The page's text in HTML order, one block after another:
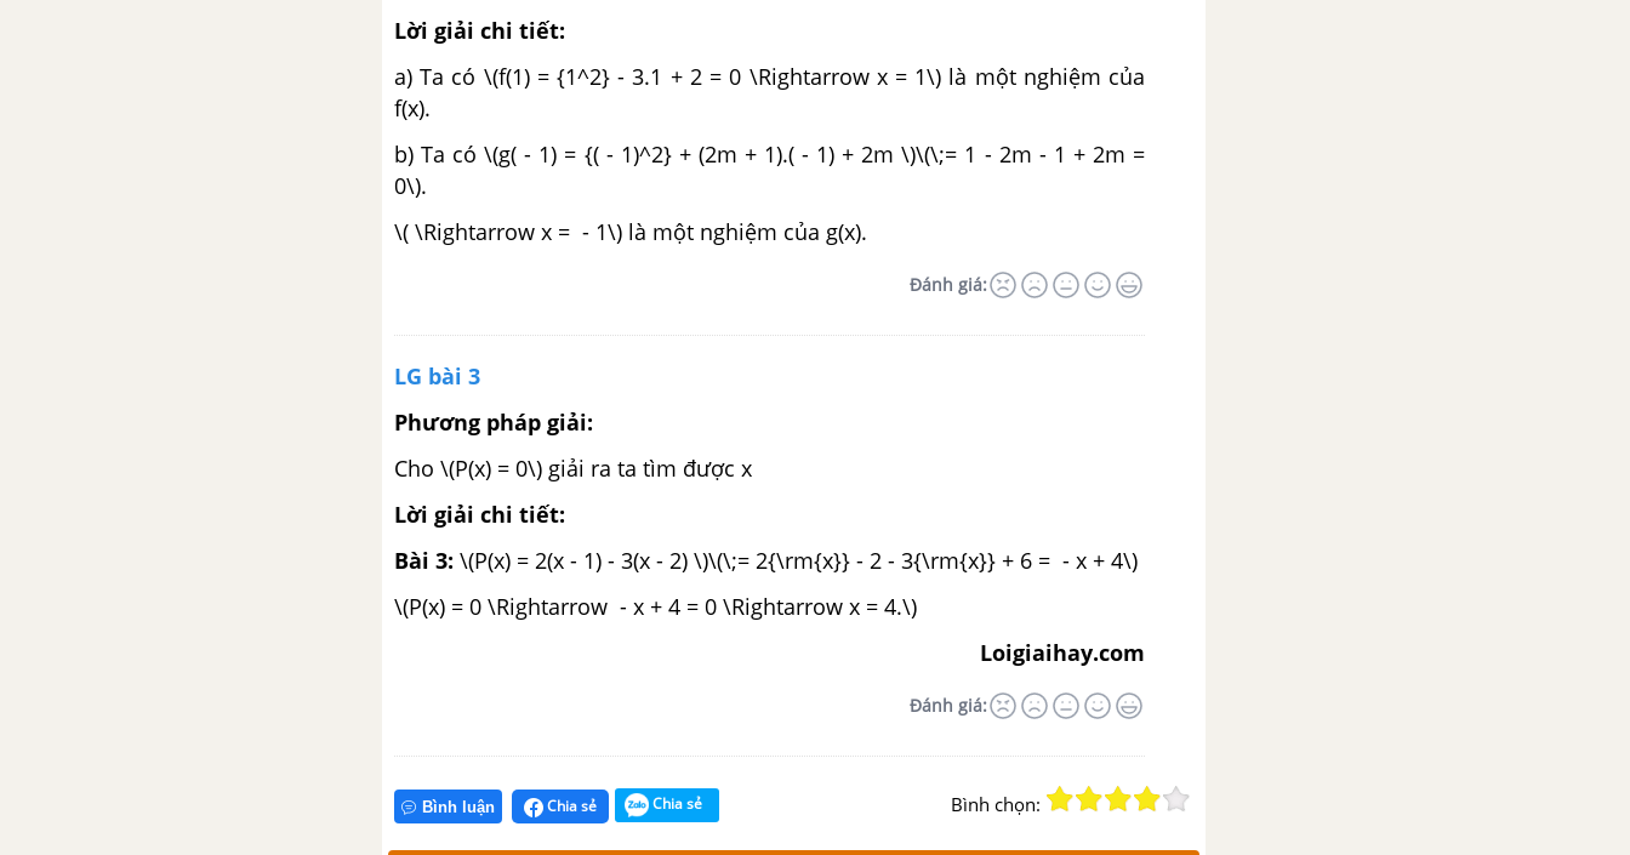
Lời giải chi tiết:
a) Ta có \(f(1) = {1^2} - 3.1 + 2 = 0 \Rightarrow x = 1\) là một nghiệm của
f(x).
b) Ta có \(g( - 1) = {( - 1)^2} + (2m + 1).( - 1) + 2m \)\(\;= 1 - 2m - 1 + 2m =
0\).
\( \Rightarrow x = - 1\) là một nghiệm của g(x).
Đánh giá:
LG bài 3
Phương pháp giải:
Cho \(P(x) = 0\) giải ra ta tìm được x
Lời giải chi tiết:
Bài 3: \(P(x) = 2(x - 1) - 3(x - 2) \)\(\;= 2{\rm{x}} - 2 - 3{\rm{x}} + 6 = - x + 4\)
\(P(x) = 0 \Rightarrow - x + 4 = 0 \Rightarrow x = 4.\)
Loigiaihay.com
Đánh giá:
Bình luận Chia sẻ Chia sẻ Bình chọn: